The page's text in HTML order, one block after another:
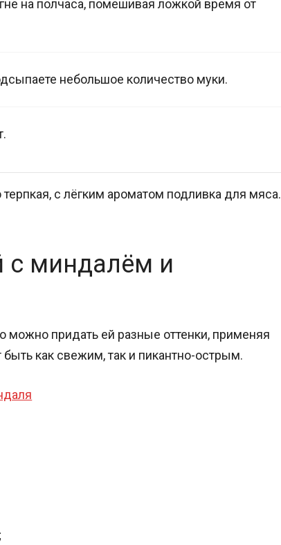
на полчаса, помешивая ложкой время от
небольшое количество муки.
терпкая, с лёгким ароматом подливка для мяса.
с миндалём и
можно придать ей разные оттенки, применяя
как свежим, так и пикантно-острым.